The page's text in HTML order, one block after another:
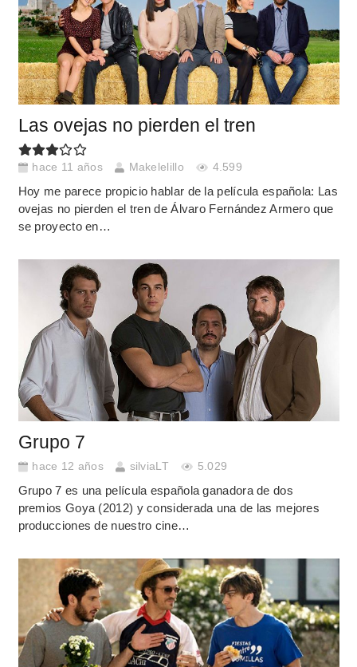
Las ovejas no pierden el tren
hace 11 años Makelelillo 4.599
Hoy me parece propicio hablar de la película española: Las
ovejas no pierden el tren de Álvaro Fernández Armero que
se proyecto en…
Grupo 7
hace 12 años silviaLT 5.029
Grupo 7 es una película española ganadora de dos
premios Goya (2012) y considerada una de las mejores
producciones de nuestro cine…